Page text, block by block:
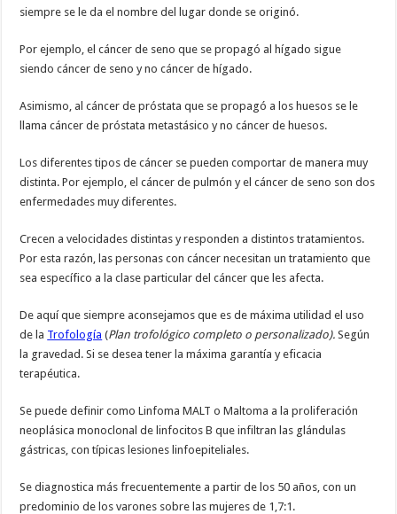
siempre se le da el nombre del lugar donde se originó.
Por ejemplo, el cáncer de seno que se propagó al hígado sigue
siendo cáncer de seno y no cáncer de hígado.
Asimismo, al cáncer de próstata que se propagó a los huesos se le
llama cáncer de próstata metastásico y no cáncer de huesos.
Los diferentes tipos de cáncer se pueden comportar de manera muy
distinta. Por ejemplo, el cáncer de pulmón y el cáncer de seno son dos
enfermedades muy diferentes.
Crecen a velocidades distintas y responden a distintos tratamientos.
Por esta razón, las personas con cáncer necesitan un tratamiento que
sea específico a la clase particular del cáncer que les afecta.
De aquí que siempre aconsejamos que es de máxima utilidad el uso
de la Trofología (Plan trofológico completo o personalizado).Según
la gravedad. Si se desea tener la máxima garantía y eficacia
terapéutica.
Se puede definir como Linfoma MALT o Maltoma a la proliferación
neoplásica monoclonal de linfocitos B que infiltran las glándulas
gástricas, con típicas lesiones linfoepiteliales.
Se diagnostica más frecuentemente a partir de los 50 años, con un
predominio de los varones sobre las mujeres de 1,7:1.